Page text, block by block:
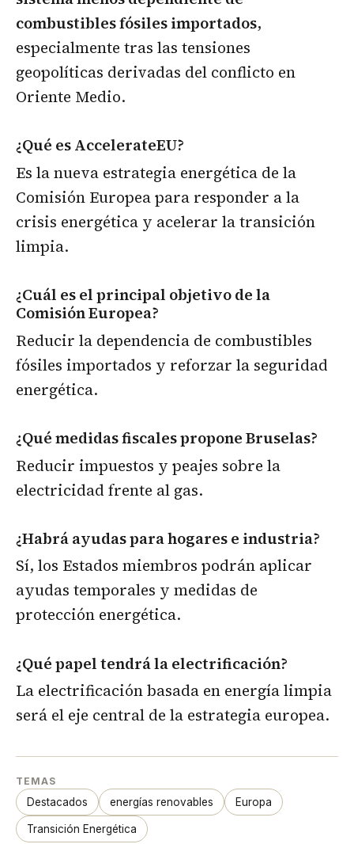
combustibles fósiles importados,
especialmente tras las tensiones
geopolíticas derivadas del conflicto en
Oriente Medio.
¿Qué es AccelerateEU?
Es la nueva estrategia energética de la
Comisión Europea para responder a la
crisis energética y acelerar la transición
limpia.
¿Cuál es el principal objetivo de la
Comisión Europea?
Reducir la dependencia de combustibles
fósiles importados y reforzar la seguridad
energética.
¿Qué medidas fiscales propone Bruselas?
Reducir impuestos y peajes sobre la
electricidad frente al gas.
¿Habrá ayudas para hogares e industria?
Sí, los Estados miembros podrán aplicar
ayudas temporales y medidas de
protección energética.
¿Qué papel tendrá la electrificación?
La electrificación basada en energía limpia
será el eje central de la estrategia europea.
TEMAS
Destacados energías renovables Europa
Transición Energética